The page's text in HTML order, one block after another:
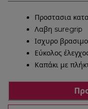
Προστασια
Λαβη suregrip
Ισχυρο βρασιμο
Εύκολος
Καπάκι με